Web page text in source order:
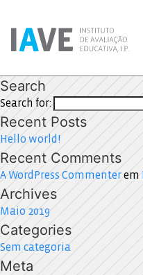
Search
Search for:
Recent Posts
Hello world!
Recent Comments
A WordPress Commenterem
Archives
Maio 2019
Categories
Sem categoria
Meta